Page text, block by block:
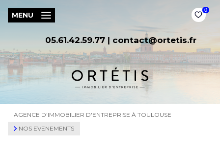
05.61.42.59.77 | contact@ortetis.fr
0
MENU
AGENCE D'IMMOBILIER D'ENTREPRISE À TOULOUSE
NOS EVENEMENTS